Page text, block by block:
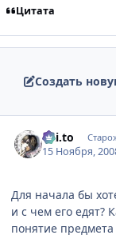
Цитата
Создать
Kai.to
15 Ноября,
Для начала бы
и с чем его едят?
понятие предмета